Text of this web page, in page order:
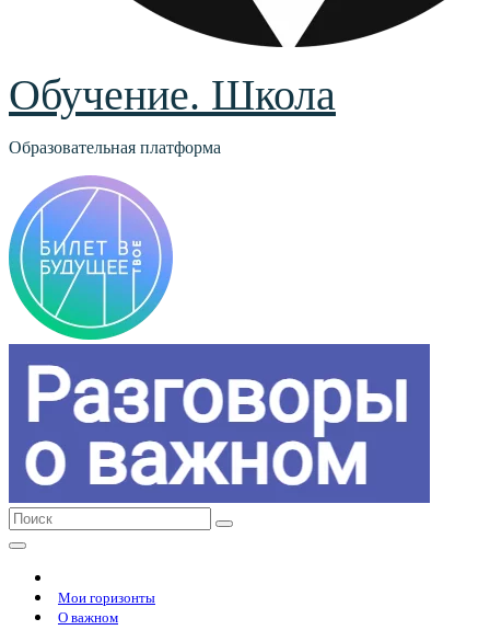
Обучение. Школа
Образовательная платформа
Мои горизонты
О важном